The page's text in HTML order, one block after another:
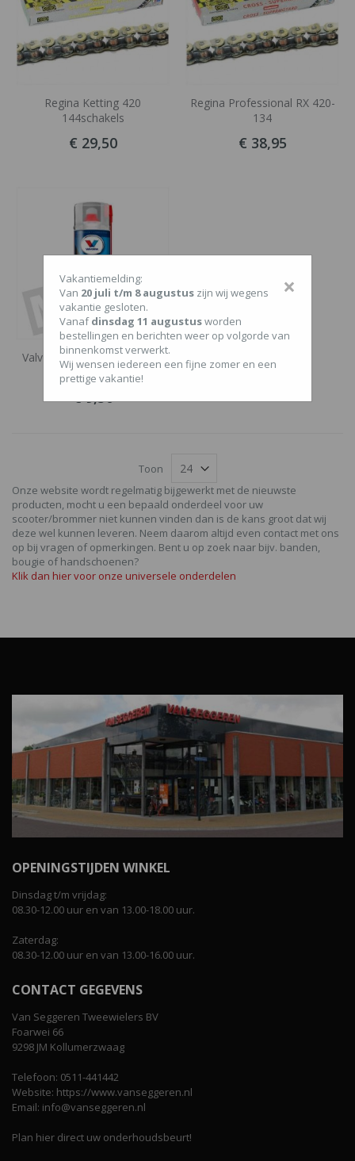
Regina Ketting 420
144schakels
€ 29,50
Regina Professional RX 420-
134
€ 38,95
Valvoline kettingspray PTFE
500ml
€ 9,50
Toon
Onze website wordt regelmatig bijgewerkt met de nieuwste
producten, mocht u een bepaald onderdeel voor uw
scooter/brommer niet kunnen vinden dan is de kans groot dat wij
deze wel kunnen leveren. Neem daarom altijd even contact met ons
op bij vragen of opmerkingen. Bent u op zoek naar bijv. banden,
bougie of handschoenen?
Klik dan hier voor onze universele onderdelen
OPENINGSTIJDEN WINKEL
Dinsdag t/m vrijdag:
08.30-12.00 uur en van 13.00-18.00 uur.
Zaterdag:
08.30-12.00 uur en van 13.00-16.00 uur.
CONTACT GEGEVENS
Van Seggeren Tweewielers BV
Foarwei 66
9298 JM Kollumerzwaag
Telefoon: 0511-441442
Website: https://www.vanseggeren.nl
Email: info@vanseggeren.nl
Plan hier direct uw onderhoudsbeurt!
×
Vakantiemelding:
Van 20 juli t/m 8 augustus zijn wij wegens
vakantie gesloten.
Vanafdinsdag 11 augustusworden
bestellingen en berichten weer op volgorde van
binnenkomst verwerkt.
Wij wensen iedereen een fijne zomer en een
prettige vakantie!